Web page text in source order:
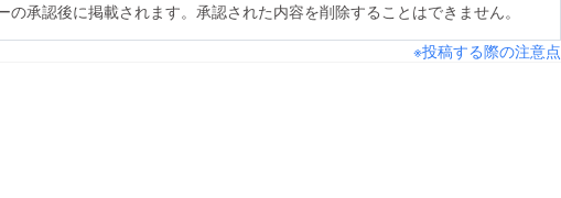
の承認後に掲載されます。承認された内容を削除することはできません。
※投稿する際の注意点